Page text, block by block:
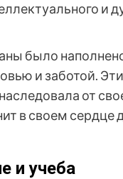
и
было
и заботой. Эти
от
в своем сердце
и учеба